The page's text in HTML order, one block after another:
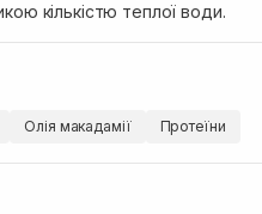
кількістю теплої води.
Олія макадамії Протеїни